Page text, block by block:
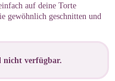
auf deine Torte
gewöhnlich geschnitten und
nicht verfügbar.